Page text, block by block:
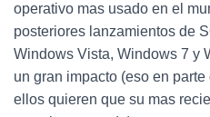
operativo mas usado en el
posteriores lanzamientos de
Windows Vista, Windows 7 y
un gran impacto (eso en
ellos quieren que su mas